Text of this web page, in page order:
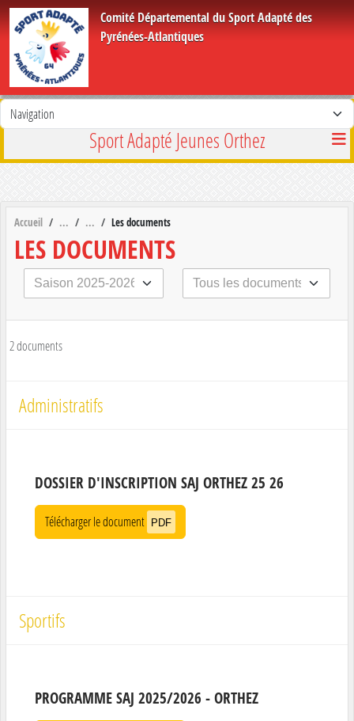
Comité Départemental du Sport Adapté des
Pyrénées-Atlantiques
Sport Adapté Jeunes Orthez
Accueil Les documents
LES DOCUMENTS
2 documents
Administratifs
DOSSIER D'INSCRIPTION SAJ ORTHEZ 25 26
Télécharger le document PDF
Sportifs
PROGRAMME SAJ 2025/2026 - ORTHEZ
Panneau de gestion des cookies